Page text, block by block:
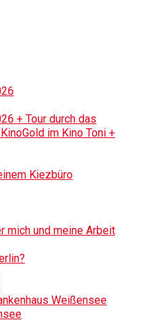
+ Tour durch das
im Kino Toni +
Kiezbüro
mich und meine Arbeit
Weißensee